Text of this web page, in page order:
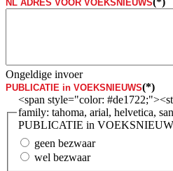
NL ADRES VOOR VOEKSNIEUWS
Ongeldige invoer
PUBLICATIE in VOEKSNIEUWS(*)
<span style="color:
family: tahoma, arial, helvetica,
PUBLICATIE in
geen bezwaar
wel bezwaar